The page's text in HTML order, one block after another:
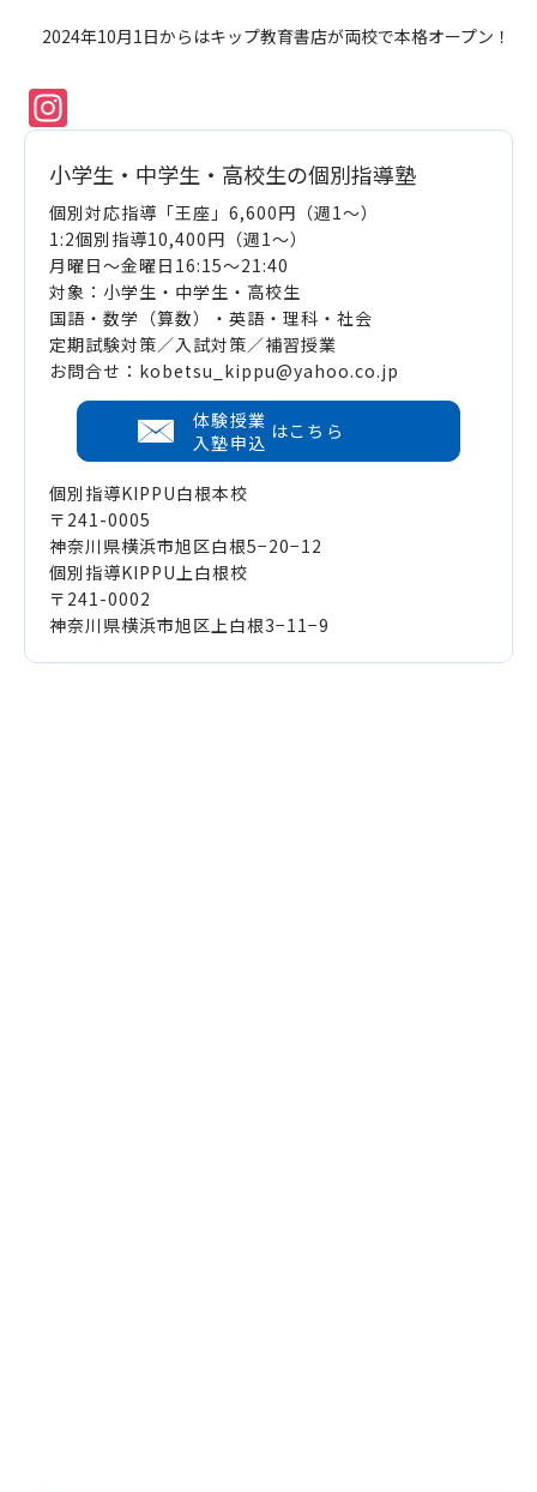
2024年10月1日からはキップ教育書店が両校で本格オープン！
小学生・中学生・高校生の個別指導塾
個別対応指導「王座」6,600円（週1～）
1:2個別指導10,400円（週1～）
月曜日～金曜日16:15～21:40
対象：小学生・中学生・高校生
国語・数学（算数）・英語・理科・社会
定期試験対策／入試対策／補習授業
お問合せ：kobetsu_kippu@yahoo.co.jp
体験授業
入塾申込 はこちら
個別指導KIPPU白根本校
〒241-0005
神奈川県横浜市旭区白根5−20−12
個別指導KIPPU上白根校
〒241-0002
神奈川県横浜市旭区上白根3−11−9